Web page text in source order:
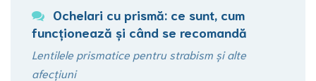
Ochelari cu prismă: ce sunt, cum
funcționează şi când se recomandă
Lentilele prismatice pentru strabism și alte
afecțiuni